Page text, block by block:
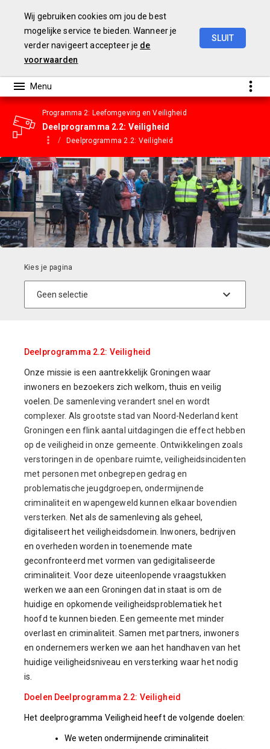
Wij gebruiken cookies om jou de best
mogelijke service te bieden. Wanneer je
verder navigeert accepteer je de
voorwaarden
SLUIT
Programma 2: Leefomgeving en Veiligheid
Deelprogramma 2.2: Veiligheid
Deelprogramma 2.2: Veiligheid
Deelprogramma 2.2: Veiligheid
Onze missie is een aantrekkelijk Groningen waar
inwoners en bezoekers zich welkom, thuis en veilig
voelen. De samenleving verandert snel en wordt
complexer. Als grootste stad van Noord-Nederland kent
Groningen een flink aantal uitdagingen die effect hebben
op de veiligheid in onze gemeente. Ontwikkelingen zoals
verstoringen in de openbare ruimte, veiligheidsincidenten
met personen met onbegrepen gedrag en
problematische jeugdgroepen, ondermijnende
criminaliteit en wapengeweld kunnen elkaar bovendien
versterken.
Net als de samenleving als geheel,
digitaliseert het veiligheidsdomein. Inwoners, bedrijven
en overheden worden in toenemende mate
geconfronteerd met vormen van gedigitaliseerde
criminaliteit. Voor deze uiteenlopende vraagstukken
werken we aan een Groningen dat in staat is om de
huidige en opkomende veiligheidsproblematiek het
hoofd te kunnen bieden. Een gemeente met minder
overlast en criminaliteit. Samen met partners, inwoners
en ondernemers werken we aan het handhaven van het
huidige veiligheidsniveau en versterking waar het nodig
is.
Doelen Deelprogramma 2.2: Veiligheid
Het deelprogramma Veiligheid heeft de volgende doelen:
We weten ondermijnende criminaliteit